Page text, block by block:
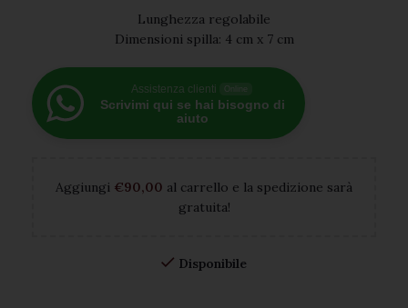
Lunghezza regolabile
Dimensioni spilla: 4 cm x 7 cm
Assistenza clienti
Scrivimi qui se hai bisogno di
aiuto
Aggiungi €90,00 al carrello e la spedizione sarà
gratuita!
Disponibile